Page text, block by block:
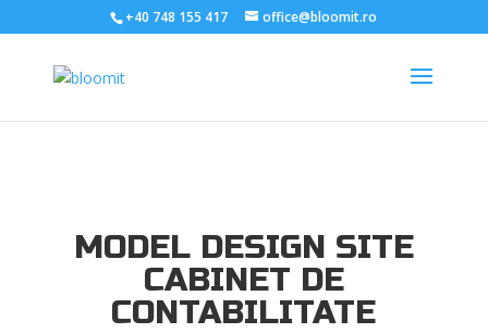
+40 748 155 417 office@bloomit.ro
MODEL DESIGN SITE
CABINET DE
CONTABILITATE